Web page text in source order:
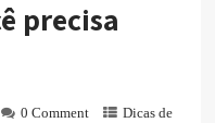
precisa
0 Comment
Dicas de